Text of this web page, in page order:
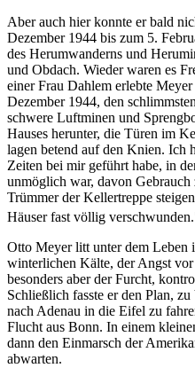
Aber auch hier konnte er bald
Dezember 1944 bis zum 5.
des Herumwanderns und
und Obdach. Wieder waren es
einer Frau Dahlem erlebte
Dezember 1944, den
schwere Luftminen und
Hauses herunter, die Türen im
lagen betend auf den Knien. Ich
Zeiten bei mir geführt habe, in
unmöglich war, davon
Trümmer der Kellertreppe
Häuser fast völlig
Otto Meyer litt unter dem Leben
winterlichen Kälte, der Angst
besonders aber der Furcht,
Schließlich fasste er den Plan,
nach Adenau in die Eifel zu
Flucht aus Bonn. In einem
dann den Einmarsch der
abwarten.